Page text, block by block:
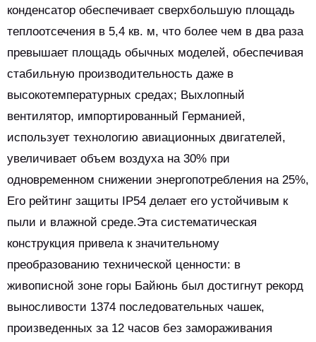
конденсатор обеспечивает сверхбольшую площадь
теплоотсечения в 5,4 кв. м, что более чем в два раза
превышает площадь обычных моделей, обеспечивая
стабильную производительность даже в
высокотемпературных средах; Выхлопный
вентилятор, импортированный Германией,
использует технологию авиационных двигателей,
увеличивает объем воздуха на 30% при
одновременном снижении энергопотребления на 25%,
Его рейтинг защиты IP54 делает его устойчивым к
пыли и влажной среде.Эта систематическая
конструкция привела к значительному
преобразованию технической ценности: в
живописной зоне горы Байюнь был достигнут рекорд
выносливости 1374 последовательных чашек,
произведенных за 12 часов без замораживания